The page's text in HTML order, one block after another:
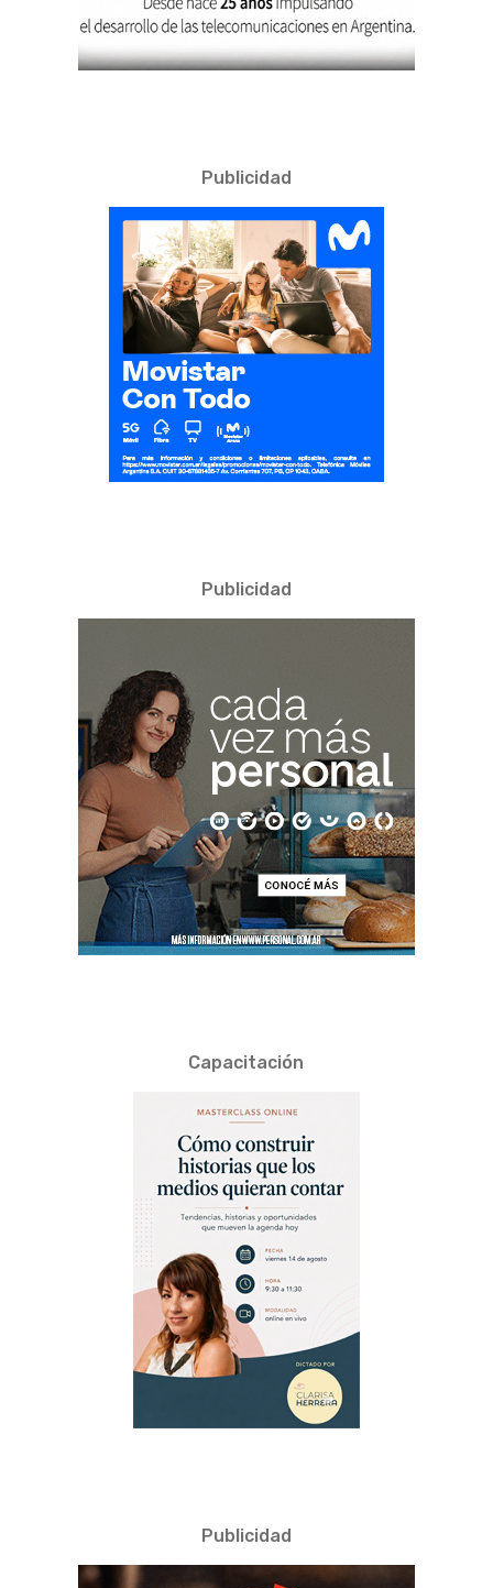
Publicidad
Publicidad
Capacitación
Publicidad